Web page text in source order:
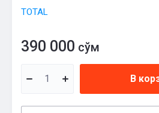
TOTAL
390 000 сўм
В